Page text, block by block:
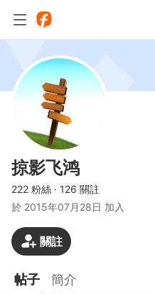
掠影飞鸿
222 粉絲 · 126 關註
於 2015年07月28日 加入
關註
帖子 簡介